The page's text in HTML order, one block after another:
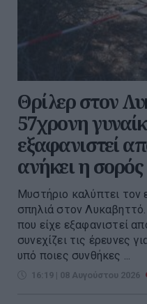
Θρίλερ στον
57χρονη
εξαφανιστεί
ανήκει η σορός
Μυστήριο καλύπτει
σπηλιά στον
που είχε εξαφανιστεί
συνεχίζει τις έρευνες
υπό ποιες συνθήκες ...
16:19 | 08 Αυγούστου 2026